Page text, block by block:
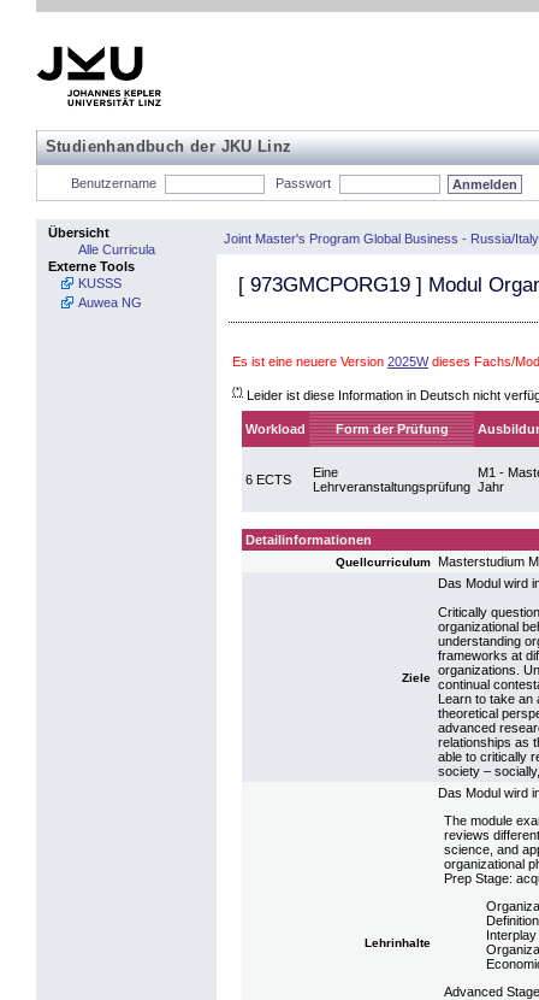
Studienhandbuch der JKU Linz
Benutzername Passwort
Übersicht
Alle Curricula
Externe Tools
KUSSS
Auwea NG
Joint Master's Program Global Business - Russia/Italy
[ 973GMCPORG19 ] Modul
Es ist eine neuere Version 2025Wdieses Fachs/
(*) Leider ist diese Information in Deutsch nicht
Workload Form der Prüfung
6 ECTS
Eine
Lehrveranstaltungsprüfung
M1 -
Jahr
Detailinformationen
Quellcurriculum Masterstudium
Ziele
Das Modul wird
Critically
organizational
understanding
frameworks at
organizations.
continual
Learn to take an
theoretical
advanced
relationships as
able to critically
society –
Lehrinhalte
Das Modul wird
The module
reviews
science, and
organizational
Prep Stage:
Advanced